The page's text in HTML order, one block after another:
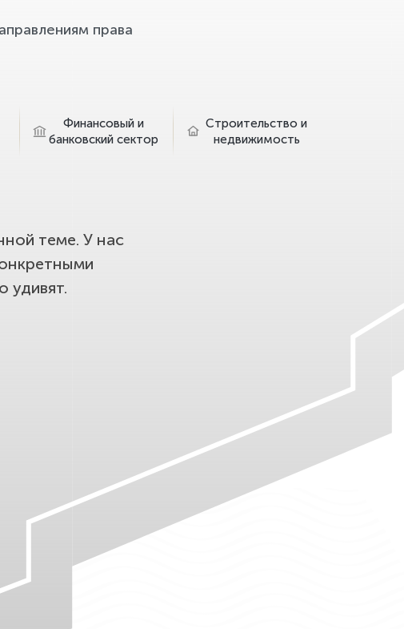
права
Финансовый и
банковский сектор
Строительство и
недвижимость
теме. У нас
удивят.